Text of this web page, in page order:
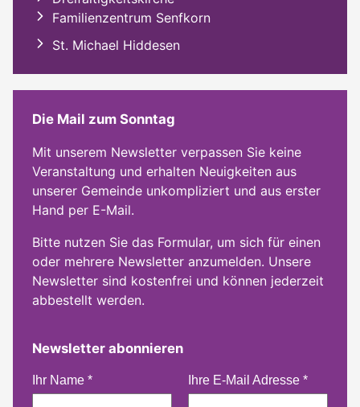
Familienzentrum Senfkorn
St. Michael Hiddesen
Die Mail zum Sonntag
Mit unserem Newsletter verpassen Sie keine
Veranstaltung und erhalten Neuigkeiten aus
unserer Gemeinde unkompliziert und aus erster
Hand per E-Mail.
Bitte nutzen Sie das Formular, um sich für einen
oder mehrere Newsletter anzumelden. Unsere
Newsletter sind kostenfrei und können jederzeit
abbestellt werden.
Newsletter abonnieren
Ihr Name * Ihre E-Mail Adresse *